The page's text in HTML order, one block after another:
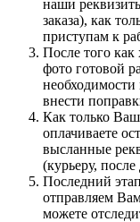
наши
заказа), как
приступам к
После того
фото готовой
внести
Как только Ваш
оплачиваете
высланные
(курьеру, после
Последний
отправляем
можете